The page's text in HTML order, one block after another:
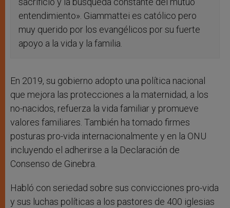
entendimiento». Giammattei es católico pero
muy querido por los evangélicos por su fuerte
apoyo a la vida y la familia.
En 2019, su gobierno adopto una política nacional
que mejora las protecciones a la maternidad, a los
no-nacidos, refuerza la vida familiar y promueve
valores familiares. También ha tomado firmes
posturas pro-vida internacionalmente y en la ONU
incluyendo el adherirse a la Declaración de
Consenso de Ginebra.
Habló con seriedad sobre sus convicciones pro-vida
y sus luchas políticas a los pastores de 400 iglesias